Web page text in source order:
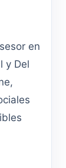
en
y Del